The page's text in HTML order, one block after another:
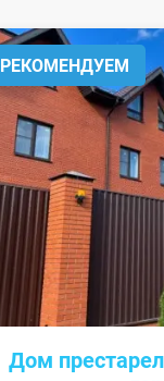
РЕКОМЕНДУЕМ
Дом